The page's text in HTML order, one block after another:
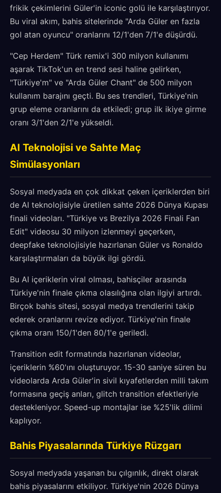
frikik çekimlerini Güler'in iconic golü ile karşılaştırıyor.
Bu viral akım, bahis sitelerinde "Arda Güler en fazla
gol atan oyuncu" oranlarını 12/1'den 7/1'e düşürdü.
"Cep Herdem" Türk remix'i 300 milyon kullanımı
aşarak TikTok'un en trend sesi haline gelirken,
"Türkiye'm" ve "Arda Güler Chant" de 500 milyon
kullanım barajını geçti. Bu ses trendleri, Türkiye'nin
grup eleme oranlarını da etkiledi; grup ilk ikiye girme
oranı 3/1'den 2/1'e yükseldi.
AI Teknolojisi ve Sahte Maç
Simülasyonları
Sosyal medyada en çok dikkat çeken içeriklerden biri
de AI teknolojisiyle üretilen sahte 2026 Dünya Kupası
finali videoları. "Türkiye vs Brezilya 2026 Finali Fan
Edit" videosu 30 milyon izlenmeyi geçerken,
deepfake teknolojisiyle hazırlanan Güler vs Ronaldo
karşılaştırmaları da büyük ilgi gördü.
Bu AI içeriklerin viral olması, bahisçiler arasında
Türkiye'nin finale çıkma olasılığına olan ilgiyi artırdı.
Birçok bahis sitesi, sosyal medya trendlerini takip
ederek oranlarını revize ediyor. Türkiye'nin finale
çıkma oranı 150/1'den 80/1'e geriledi.
Transition edit formatında hazırlanan videolar,
içeriklerin %60'ını oluşturuyor. 15-30 saniye süren bu
videolarda Arda Güler'in sivil kıyafetlerden milli takım
formasına geçiş anları, glitch transition efektleriyle
destekleniyor. Speed-up montajlar ise %25'lik dilimi
kaplıyor.
Bahis Piyasalarında Türkiye Rüzgarı
Sosyal medyada yaşanan bu çılgınlık, direkt olarak
bahis piyasalarını etkiliyor. Türkiye'nin 2026 Dünya